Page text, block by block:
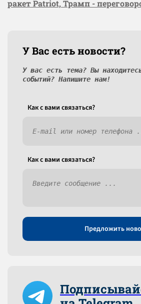
ракет Patriot, Трамп -
У Вас есть новости?
У вас есть тема? Вы
событий? Напишите нам!
Как c вами связаться?
Как c вами связаться?
Предложить